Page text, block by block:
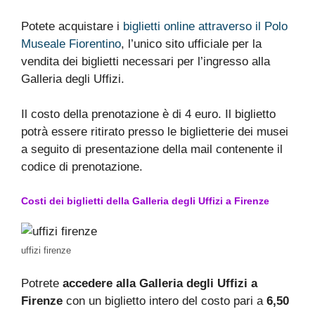
Potete acquistare i biglietti online attraverso il Polo
Museale Fiorentino, l’unico sito ufficiale per la
vendita dei biglietti necessari per l’ingresso alla
Galleria degli Uffizi.
Il costo della prenotazione è di 4 euro. Il biglietto
potrà essere ritirato presso le biglietterie dei musei
a seguito di presentazione della mail contenente il
codice di prenotazione.
Costi dei biglietti della Galleria degli Uffizi a Firenze
uffizi firenze
Potrete accedere alla Galleria degli Uffizi a
Firenze con un biglietto intero del costo pari a 6,50